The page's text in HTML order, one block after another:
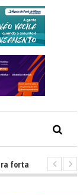
Minas e